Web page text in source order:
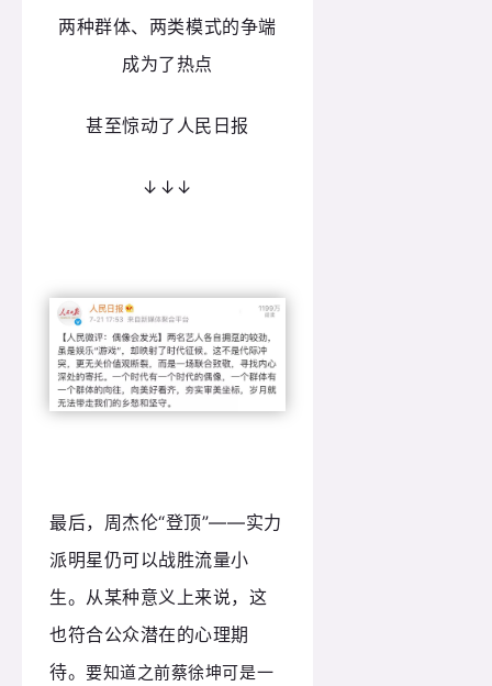
两种群体、两类模式的争端
成为了热点
甚至惊动了人民日报
↓↓↓
最后，周杰伦“登顶”——实力
派明星仍可以战胜流量小
生。从某种意义上来说，这
也符合公众潜在的心理期
待。要知道之前蔡徐坤可是一